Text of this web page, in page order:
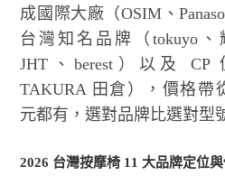
成國際大廠（OSIM、
台灣知名品牌（tokuyo、
JHT、berest）以及 CP
TAKURA 田倉），價格帶
元都有，選對品牌比選對型
2026 台灣按摩椅 11 大品牌定位